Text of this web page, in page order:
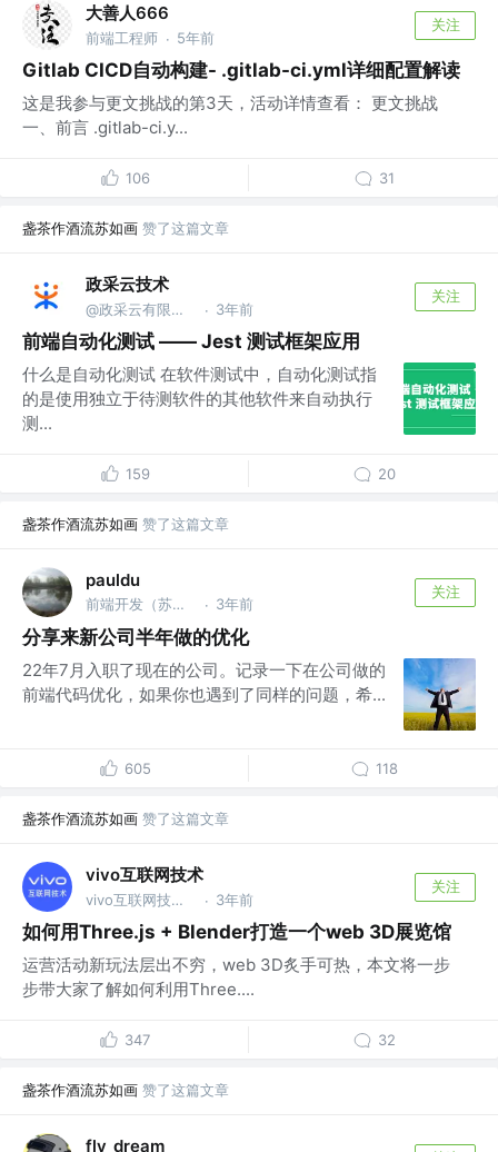
大善人666
前端工程师 · 5年前
关注
Gitlab CICD自动构建- .gitlab-ci.yml详细配置解读
这是我参与更文挑战的第3天，活动详情查看： 更文挑战
一、前言 .gitlab-ci.y...
106 31
盏茶作酒流苏如画 赞了这篇文章
政采云技术
@政采云有限公司@政采云技术 · 3年前
关注
前端自动化测试 —— Jest 测试框架应用
什么是自动化测试 在软件测试中，自动化测试指
的是使用独立于待测软件的其他软件来自动执行
测...
159 20
盏茶作酒流苏如画 赞了这篇文章
pauldu
前端开发（苏州） · 3年前
关注
分享来新公司半年做的优化
22年7月入职了现在的公司。记录一下在公司做的
前端代码优化，如果你也遇到了同样的问题，希...
605 118
盏茶作酒流苏如画 赞了这篇文章
vivo互联网技术
vivo互联网技术 @vivo互联网 · 3年前
关注
如何用Three.js + Blender打造一个web 3D展览馆
运营活动新玩法层出不穷，web 3D炙手可热，本文将一步
步带大家了解如何利用Three....
347 32
盏茶作酒流苏如画 赞了这篇文章
fly_dream